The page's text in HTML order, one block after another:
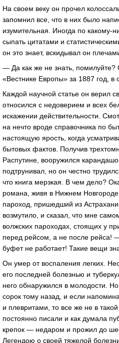
На своем веку он прочел
запомнил все, что в них было
изумительная. Иногда по какому-
сыпать цитатами и
он это знает, вскидывал он
— Да как же не знать, помилуйте?
«Вестнике Европы» за 1887 год, в
Каждой научной статье он верил
относился с недоверием и всех
искажении действительности.
на нечто вроде справочника по
настоящую ярость, когда
бытовых фактов. Получив
Распутине, вооружился
подтрунивал, но он честно
что книга мерзкая. В чем дело?
романа, живя в Нижнем
пароход, пришедший из
возмутило, и сказал, что мне
волжских пароходах, стоящих у
перед рейсом, а не после рейса!
буфет не работает! Такие вещи
Он умер от воспаления легких.
его последней болезнью и
него обнаружился в молодости.
сорок тому назад, и если
и плевритами, то все же не в
постоянно писали и как думала
крепок — недаром и прожил до
Легендою о своей тяжелой